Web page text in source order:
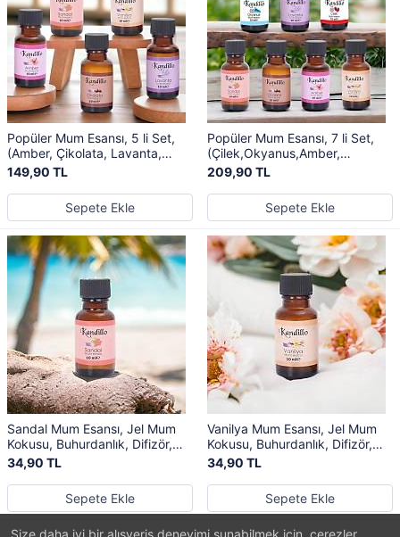
Size daha iyi bir alışveriş deneyimi sunabilmek için, çerezler
Popüler Mum Esansı, 5 li Set,
(Amber, Çikolata, Lavanta,
Sandal, Vanilya), Jel Mum
Kokusu
149,90 TL
Sepete Ekle
Popüler Mum Esansı, 7 li Set,
(Çilek,Okyanus,Amber,
Çikolata, Lavanta, Sandal,
Vanilya), Jel Mum Kokusu
209,90 TL
Sepete Ekle
Sandal Mum Esansı, Jel Mum
Kokusu, Buhurdanlık, Difizör,
Kurutma Topu Kokusu
34,90 TL
Sepete Ekle
Vanilya Mum Esansı, Jel Mum
Kokusu, Buhurdanlık, Difizör,
Kurutma Topu Kokusu
34,90 TL
Sepete Ekle